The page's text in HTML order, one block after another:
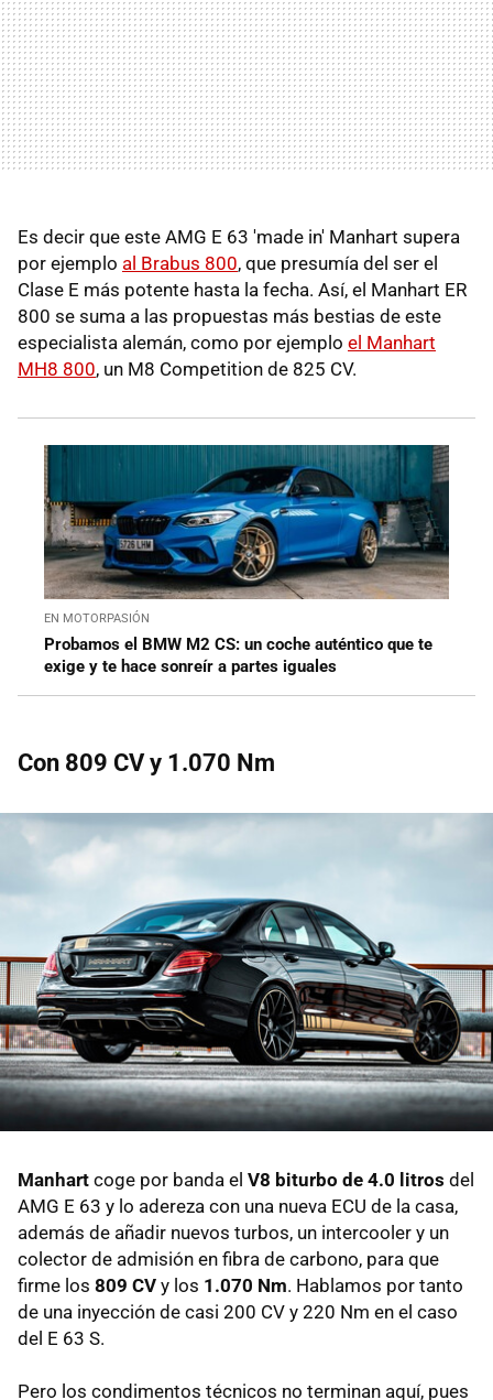
Es decir que este AMG E 63 'made in' Manhart supera
por ejemplo al Brabus 800, que presumía del ser el
Clase E más potente hasta la fecha. Así, el Manhart ER
800 se suma a las propuestas más bestias de este
especialista alemán, como por ejemplo el Manhart
MH8 800, un M8 Competition de 825 CV.
EN MOTORPASIÓN
Probamos el BMW M2 CS: un coche auténtico que te
exige y te hace sonreír a partes iguales
Con 809 CV y 1.070 Nm
Manhart coge por banda el V8 biturbo de 4.0 litros del
AMG E 63 y lo adereza con una nueva ECU de la casa,
además de añadir nuevos turbos, un intercooler y un
colector de admisión en fibra de carbono, para que
firme los 809 CV y ​​los 1.070 Nm. Hablamos por tanto
de una inyección de casi 200 CV y 220 Nm en el caso
del E 63 S.
Pero los condimentos técnicos no terminan aquí, pues